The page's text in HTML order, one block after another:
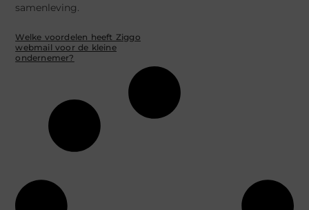
samenleving.
Welke voordelen heeft Ziggo
webmail voor de kleine
ondernemer?